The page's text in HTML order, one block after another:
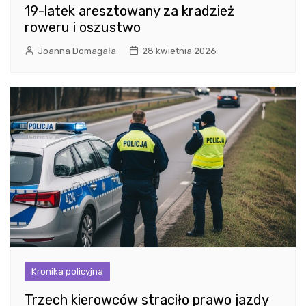
19-latek aresztowany za kradzież
roweru i oszustwo
Joanna Domagała 28 kwietnia 2026
Kronika policyjna
Trzech kierowców straciło prawo jazdy